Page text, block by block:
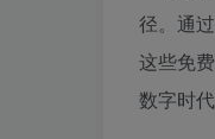
径。通
这些免
数字时